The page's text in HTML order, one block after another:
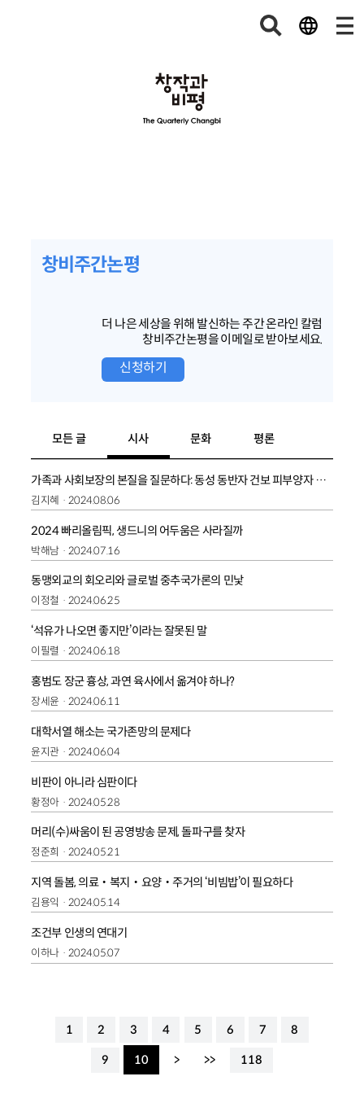
창비주간논평
더 나은 세상을 위해 발신하는 주간 온라인 칼럼
창비주간논평을 이메일로 받아보세요.
신청하기
모든 글 시사 문화 평론
가족과 사회보장의 본질을 질문하다: 동성 동반자 건보 피부양자 자격 인정 판결의 의미
김지혜 2024.08.06
2024 빠리올림픽, 생드니의 어두움은 사라질까
박해남 2024.07.16
동맹외교의 회오리와 글로벌 중추국가론의 민낯
이정철 2024.06.25
‘석유가 나오면 좋지만’이라는 잘못된 말
이필렬 2024.06.18
홍범도 장군 흉상, 과연 육사에서 옮겨야 하나?
장세윤 2024.06.11
대학서열 해소는 국가존망의 문제다
윤지관 2024.06.04
비판이 아니라 심판이다
황정아 2024.05.28
머리(수)싸움이 된 공영방송 문제, 돌파구를 찾자
정준희 2024.05.21
지역 돌봄, 의료‧복지‧요양‧주거의 ‘비빔밥’이 필요하다
김용익 2024.05.14
조건부 인생의 연대기
이하나 2024.05.07
1 2 3 4 5 6 7 8
9 10 > >> 118